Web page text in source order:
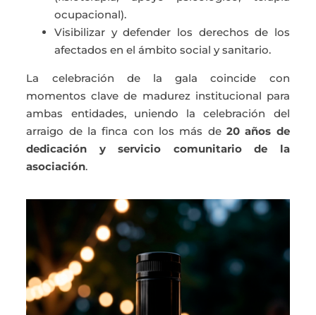
ocupacional).
Visibilizar y defender los derechos de los
afectados en el ámbito social y sanitario.
La celebración de la gala coincide con
momentos clave de madurez institucional para
ambas entidades, uniendo la celebración del
arraigo de la finca con los más de 20 años de
dedicación y servicio comunitario de la
asociación.